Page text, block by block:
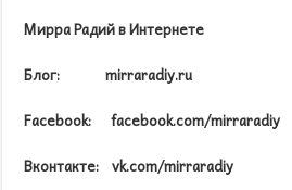
Мирра Радий в Интернете
Блог:mirraradiy.ru
Facebook: facebook.com/mirraradiy
Вконтакте: vk.com/mirraradiy